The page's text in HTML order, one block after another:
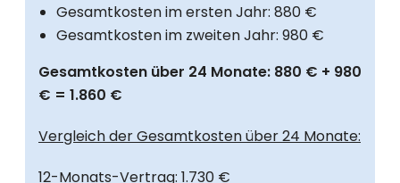
Gesamtkosten im ersten Jahr: 880 €
Gesamtkosten im zweiten Jahr: 980 €
Gesamtkosten über 24 Monate: 880 € + 980
€ = 1.860 €
Vergleich der Gesamtkosten über 24 Monate:
12-Monats-Vertrag: 1.730 €